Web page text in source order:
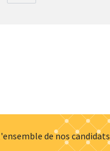
de nos